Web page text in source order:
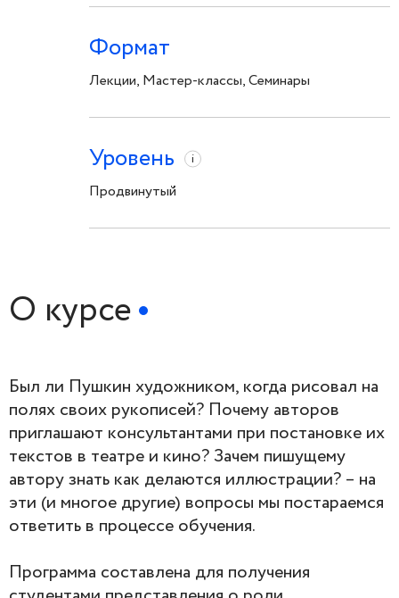
Формат
Лекции, Мастер-классы, Семинары
Уровень i
Продвинутый
О курсе
Был ли Пушкин художником, когда рисовал на
полях своих рукописей? Почему авторов
приглашают консультантами при постановке их
текстов в театре и кино? Зачем пишущему
автору знать как делаются иллюстрации? – на
эти (и многое другие) вопросы мы постараемся
ответить в процессе обучения.
Программа составлена для получения